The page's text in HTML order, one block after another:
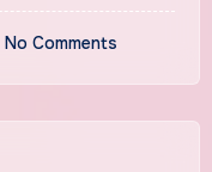
No Comments